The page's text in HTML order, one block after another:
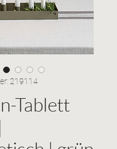
219114
Tablett